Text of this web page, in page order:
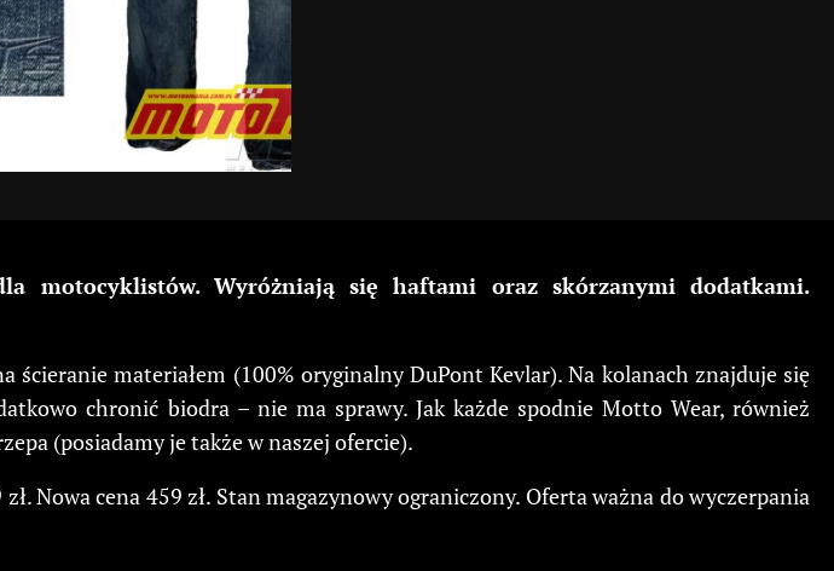
motocyklistów. Wyróżniają się haftami oraz skórzanymi dodatkami.
materiałem (100% oryginalny DuPont Kevlar). Na kolanach znajduje się
chronić biodra – nie ma sprawy. Jak każde spodnie Motto Wear, również
(posiadamy je także w naszej ofercie).
zł. Nowa cena 459 zł. Stan magazynowy ograniczony. Oferta ważna do wyczerpania